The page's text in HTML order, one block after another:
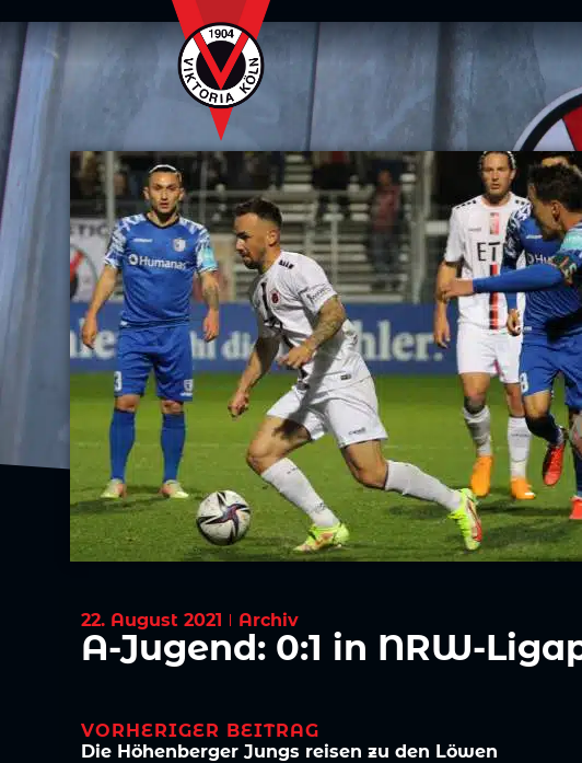
22. August 2021 Archiv
A-Jugend: 0:1 in NRW-
VORHERIGER BEITRAG
Die Höhenberger Jungs reisen zu den Löwen